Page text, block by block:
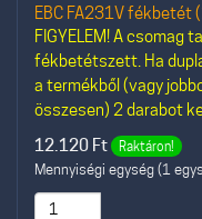
EBC FA231V fékbetét
FIGYELEM! A csomag
fékbetétszett. Ha
a termékből (vagy
összesen) 2 darabot
12.120 Ft Raktáron!
Mennyiségi egység (1